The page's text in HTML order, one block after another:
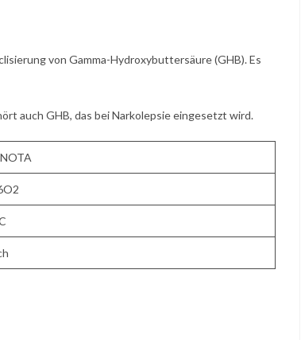
von Gamma-Hydroxybuttersäure (GHB). Es
auch GHB, das bei Narkolepsie eingesetzt wird.